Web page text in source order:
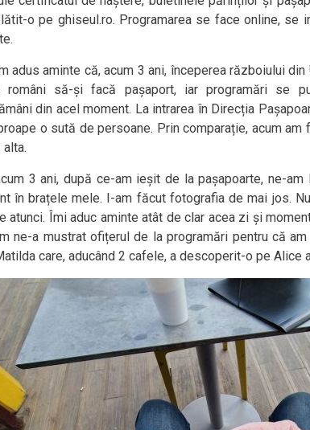
o pe ghiseul.ro. Programarea se face online, se
adus aminte că, acum 3 ani, începerea războiului
români să-și facă pașaport, iar programări se
din acel moment. La intrarea în Direcția
o sută de persoane. Prin comparație, acum
3 ani, după ce-am ieșit de la pașapoarte, ne-
în brațele mele. I-am făcut fotografia de mai jos.
atunci. Îmi aduc aminte atât de clar acea zi și
ne-a mustrat ofițerul de la programări pentru că
care, aducând 2 cafele, a descoperit-o pe Alice